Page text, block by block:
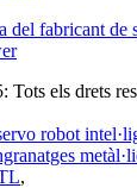
els drets
robot
,